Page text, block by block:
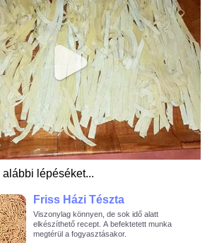
alábbi lépéséket...
Friss Házi Tészta
Viszonylag könnyen, de sok idő alatt
elkészíthető recept. A befektetett munka
megtérül a fogyasztásakor.